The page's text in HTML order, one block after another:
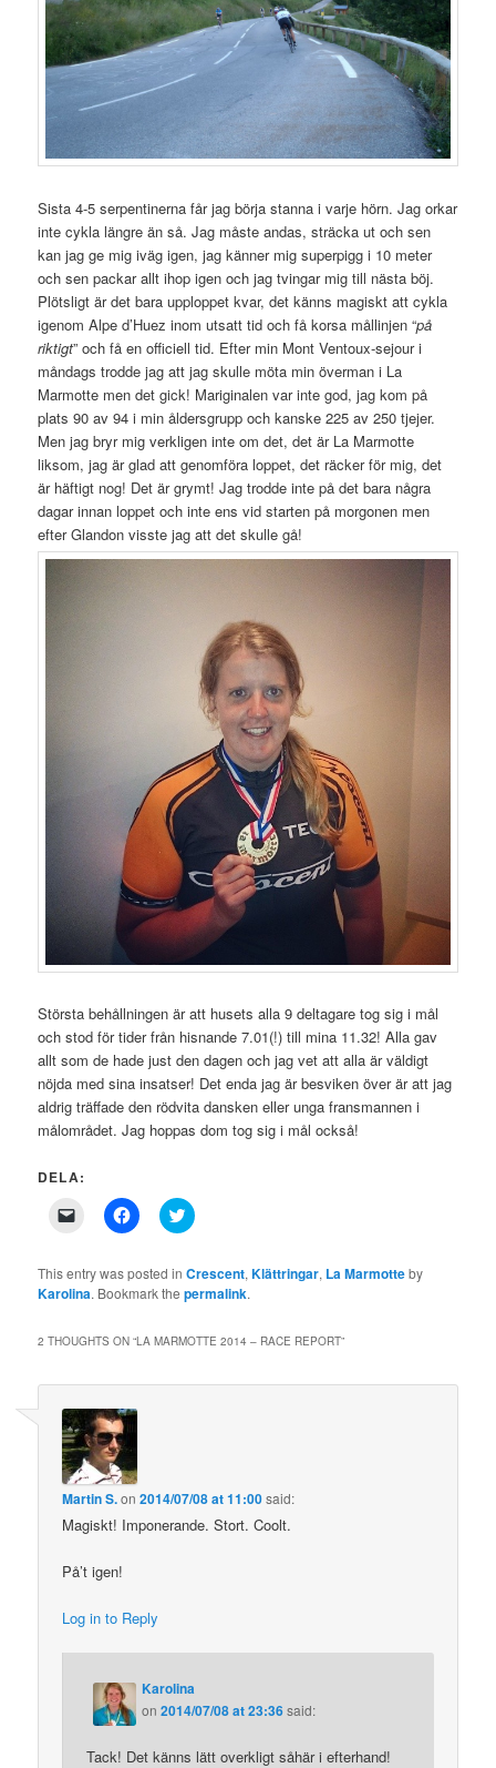
Sista 4-5 serpentinerna får jag börja stanna i varje hörn. Jag orkar
inte cykla längre än så. Jag måste andas, sträcka ut och sen
kan jag ge mig iväg igen, jag känner mig superpigg i 10 meter
och sen packar allt ihop igen och jag tvingar mig till nästa böj.
Plötsligt är det bara upploppet kvar, det känns magiskt att cykla
igenom Alpe d’Huez inom utsatt tid och få korsa mållinjen “på
riktigt” och få en officiell tid. Efter min Mont Ventoux-sejour i
måndags trodde jag att jag skulle möta min överman i La
Marmotte men det gick! Mariginalen var inte god, jag kom på
plats 90 av 94 i min åldersgrupp och kanske 225 av 250 tjejer.
Men jag bryr mig verkligen inte om det, det är La Marmotte
liksom, jag är glad att genomföra loppet, det räcker för mig, det
är häftigt nog! Det är grymt! Jag trodde inte på det bara några
dagar innan loppet och inte ens vid starten på morgonen men
efter Glandon visste jag att det skulle gå!
Största behållningen är att husets alla 9 deltagare tog sig i mål
och stod för tider från hisnande 7.01(!) till mina 11.32! Alla gav
allt som de hade just den dagen och jag vet att alla är väldigt
nöjda med sina insatser! Det enda jag är besviken över är att jag
aldrig träffade den rödvita dansken eller unga fransmannen i
målområdet. Jag hoppas dom tog sig i mål också!
DELA:
Click
link
to
a
in
Click
to
Facebook
(Opens
in
Click
to
Twitter
(Opens
in
This entry was posted inCrescent,Klättringar, La Marmotteby
Karolina. Bookmark thepermalink.
2 THOUGHTS ON “LA MARMOTTE 2014 – RACE REPORT”
Martin S.on2014/07/08 at 11:00said:
Magiskt! Imponerande. Stort. Coolt.
På’t igen!
Log in to Reply
Karolina
on2014/07/08 at 23:36said:
Tack! Det känns lätt overkligt såhär i efterhand!